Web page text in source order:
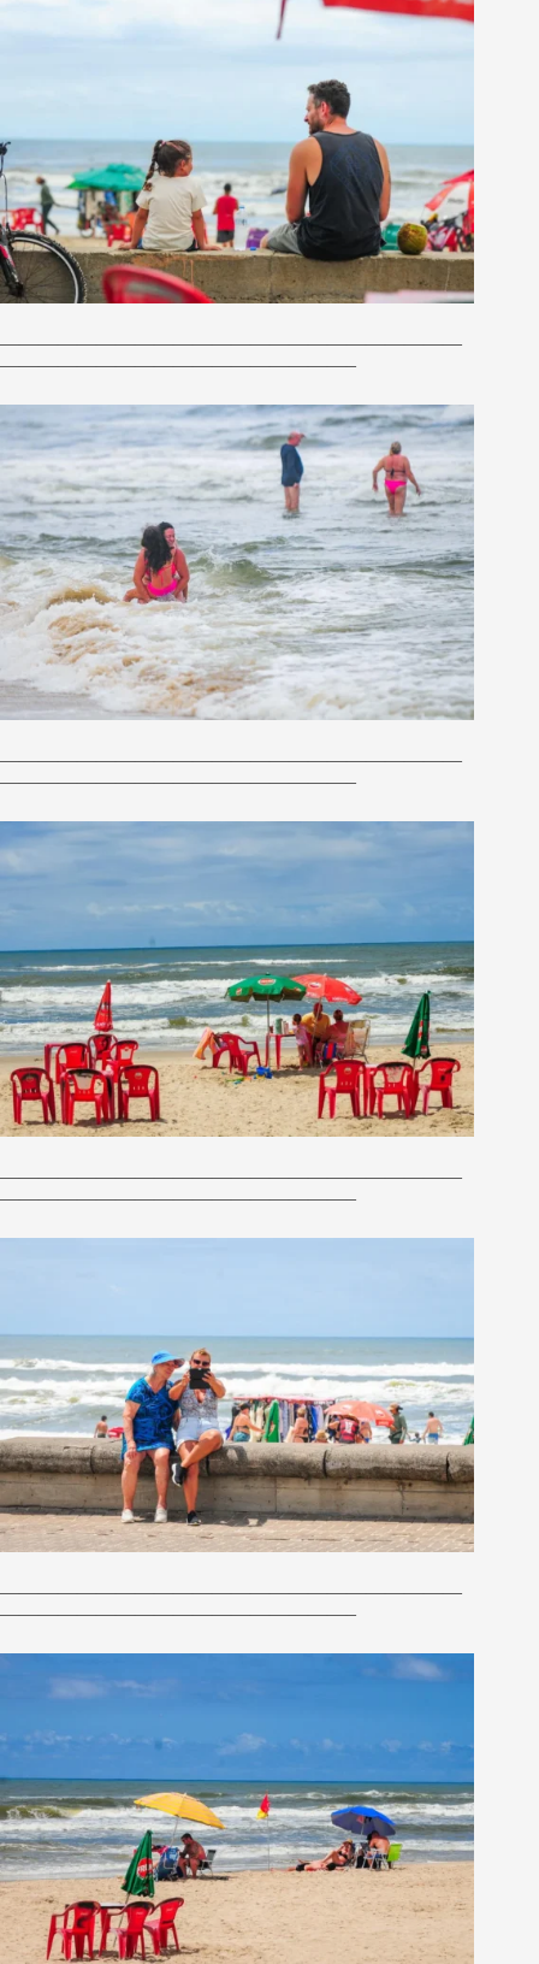
————————————————————————
——————————————————–
————————————————————————
——————————————————–
————————————————————————
——————————————————–
————————————————————————
——————————————————–